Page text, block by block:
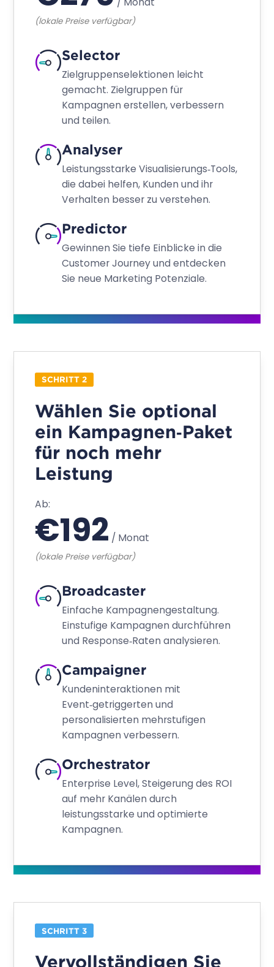
Automatisierte Identity Resolution
Datenaktivierung
First-Party-Daten Integration
Compliance und Sicherheit
ENTDECKEN SIE DIE APTECO CDP
Flexible Software-Pakete, die
sich Ihren Bedürfnissen
internationalen Unternehmens sind, unsere